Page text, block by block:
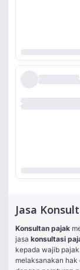
Jasa
Konsultan pajak
jasa konsultasi
kepada wajib
melaksanakan